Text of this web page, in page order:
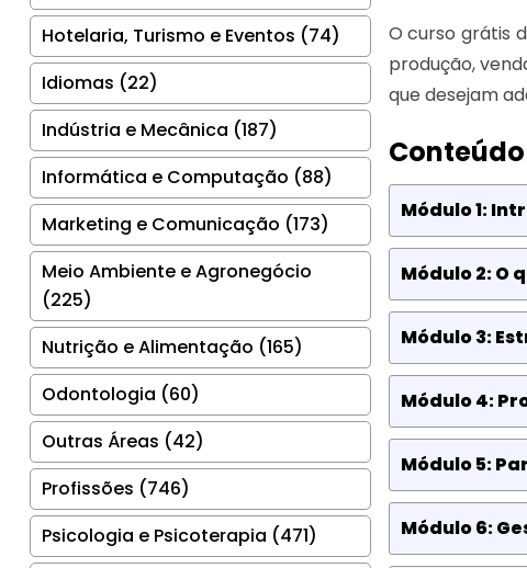
Hotelaria, Turismo e Eventos (74)
Idiomas (22)
Indústria e Mecânica (187)
Informática e Computação (88)
Marketing e Comunicação (173)
Meio Ambiente e Agronegócio
(225)
Nutrição e Alimentação (165)
Odontologia (60)
Outras Áreas (42)
Profissões (746)
Psicologia e Psicoterapia (471)
O curso grátis
produção,
que desejam
Módulo 1:
Módulo 2: O
Módulo 3:
Módulo 4:
Módulo 5:
Módulo 6: